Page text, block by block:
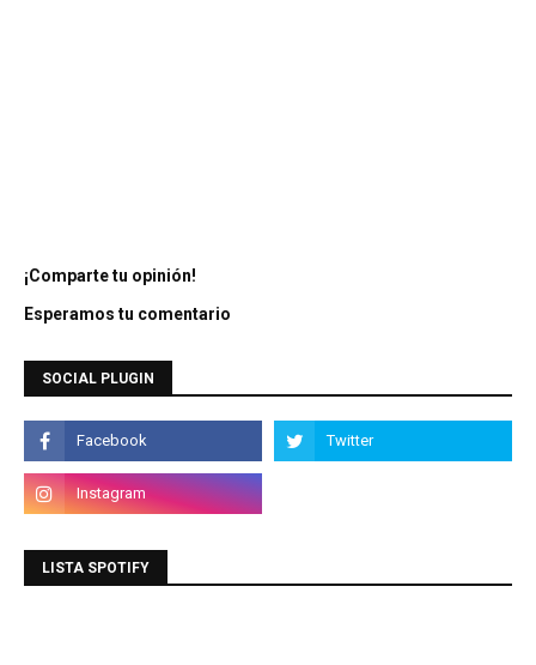
¡Comparte tu opinión!
Esperamos tu comentario
SOCIAL PLUGIN
LISTA SPOTIFY